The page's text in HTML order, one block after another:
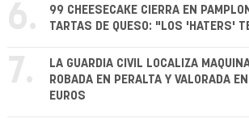
6.
99 CHEESECAKE CIERRA EN
TARTAS DE QUESO: "LOS 'HATERS'
7.
LA GUARDIA CIVIL LOCALIZA
ROBADA EN PERALTA Y VALORADA
EUROS